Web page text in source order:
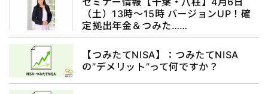
（土）13時～15時 バージョンUP！確
定拠出年金＆つみた……
【つみたてNISA】：つみたてNISA
の”デメリット”って何ですか？